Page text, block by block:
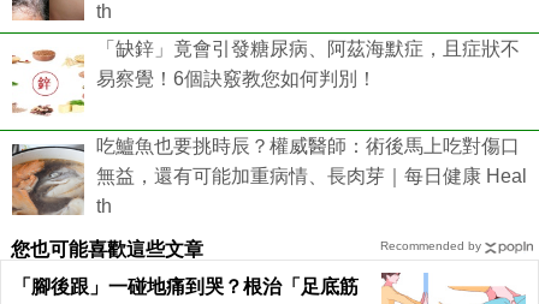
th
「缺鋅」竟會引發糖尿病、阿茲海默症，且症狀不
易察覺！6個訣竅教您如何判別！
吃鱸魚也要挑時辰？權威醫師：術後馬上吃對傷口
無益，還有可能加重病情、長肉芽｜每日健康 Heal
th
您也可能喜歡這些文章
「腳後跟」一碰地痛到哭？根治「足底筋
Recommended by